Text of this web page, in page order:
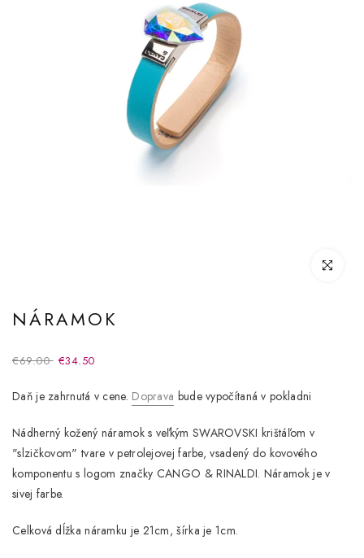
Kliknite
NÁRAMOK
€69.00 €34.50
Daň je zahrnutá v cene. Doprava bude vypočítaná v pokladni
Nádherný kožený náramok s veľkým SWAROVSKI krištáľom v
"slzičkovom" tvare v petrolejovej farbe, vsadený do kovového
komponentu s logom značky CANGO & RINALDI. Náramok je v
sivej farbe.
Celková dĺžka náramku je 21cm, šírka je 1cm.